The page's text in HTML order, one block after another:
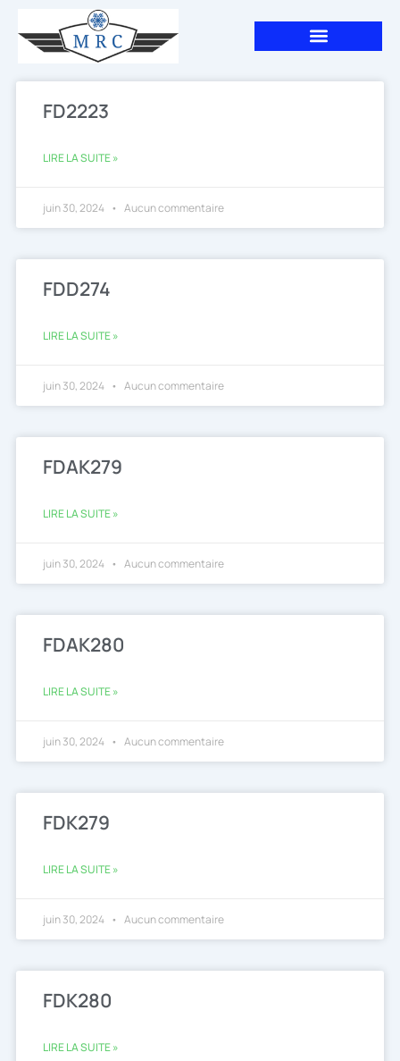
contenu
FD2223
LIRE LA SUITE »
juin 30, 2024 Aucun commentaire
FDD274
LIRE LA SUITE »
juin 30, 2024 Aucun commentaire
FDAK279
LIRE LA SUITE »
juin 30, 2024 Aucun commentaire
FDAK280
LIRE LA SUITE »
juin 30, 2024 Aucun commentaire
FDK279
LIRE LA SUITE »
juin 30, 2024 Aucun commentaire
FDK280
LIRE LA SUITE »